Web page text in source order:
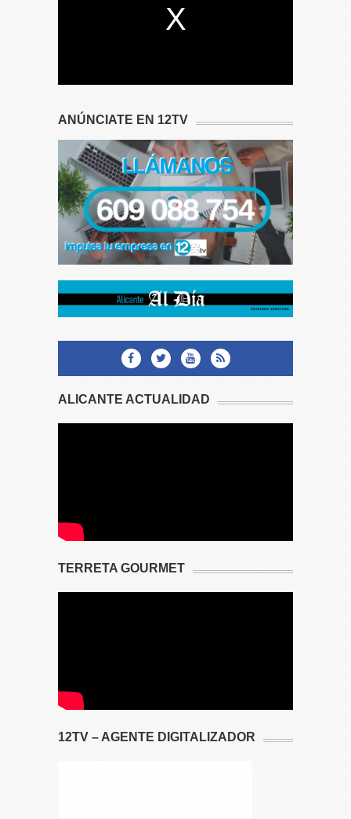
ANÚNCIATE EN 12TV
ALICANTE ACTUALIDAD
TERRETA GOURMET
12TV – AGENTE DIGITALIZADOR